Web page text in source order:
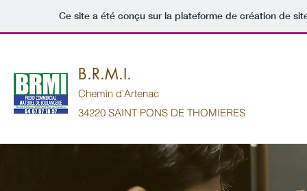
Ce site a été conçu sur la plateforme de création de
B.R.M.I.
Chemin d'Artenac
34220 SAINT PONS DE THOMIERES